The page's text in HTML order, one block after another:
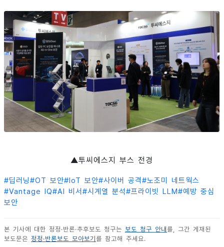
▲투씨에스지 부스 전경
#딥러닝#OT 보안# IoT 보안#사이버 공격#노조미 네트웍스
#Vantage IQ#AI 비서 #시계열 분석#프라이빗 LLM#예방 중심
보안
본 기사에 대한 정정·반론·추후보도 청구는 보도 청구 안내 를, 그간 게재된
보도문은 정정·반론보도 모아보기 를 참고해 주세요.